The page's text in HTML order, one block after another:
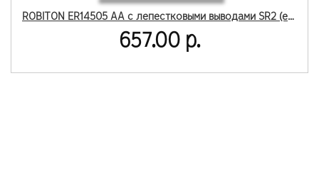
ROBITON ER14505 AA с лепестковыми выводами SR2 (есть по 1 шт)
657.00 р.